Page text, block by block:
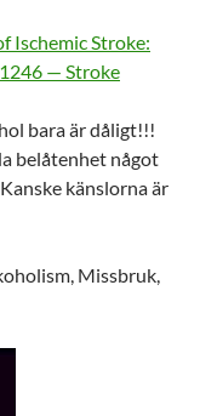
Ischemic Stroke:
— Stroke
bara är dåligt!!!
belåtenhet något
känslorna är
Missbruk,